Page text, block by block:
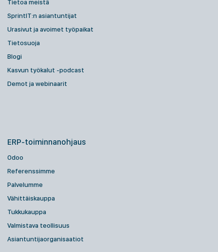
Tietoa meistä
SprintIT:n asiantuntijat
Urasivut ja avoimet työpaikat
Tietosuoja
Blogi
Kasvun työkalut -podcast
Demot ja webinaarit
ERP-toiminnanohjaus
Odoo
Referenssimme
Palvelumme
Vähittäiskauppa
Tukkukauppa
Valmistava teollisuus
Asiantuntijaorganisaatiot